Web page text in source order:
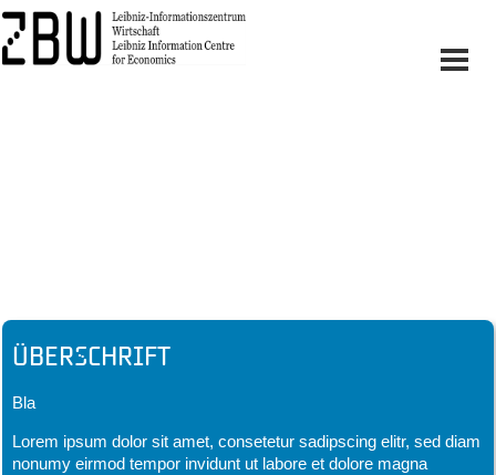
Überschrift
Bla
Lorem ipsum dolor sit amet, consetetur sadipscing elitr, sed diam
nonumy eirmod tempor invidunt ut labore et dolore magna